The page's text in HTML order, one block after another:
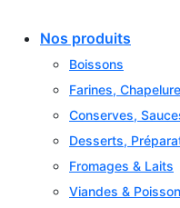
Nos produits
Boissons
Farines,
Conserves,
Desserts,
Fromages & Laits
Viandes &